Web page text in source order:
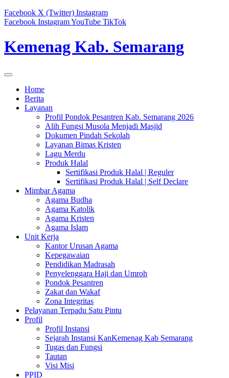
Facebook X (Twitter) Instagram
Facebook InstagramYouTube TikTok
Kemenag Kab. Semarang
Home
Berita
Layanan
Profil Pondok Pesantren Kab. Semarang 2026
Alih Fungsi Musola Menjadi Masjid
Dokumen Pindah Sekolah
Layanan Bimas Kristen
Lagu Merdu
Produk Halal
Sertifikasi Produk Halal | Reguler
Sertifikasi Produk Halal | Self Declare
Mimbar Agama
Agama Budha
Agama Katolik
Agama Kristen
Agama Islam
Unit Kerja
Kantor Urusan Agama
Kepegawaian
Pendidikan Madrasah
Penyelenggara Haji dan Umroh
Pondok Pesantren
Zakat dan Wakaf
Zona Integritas
Pelayanan Terpadu Satu Pintu
Profil
Profil Instansi
Sejarah Instansi KanKemenag Kab Semarang
Tugas dan Fungsi
Tautan
Visi Misi
PPID